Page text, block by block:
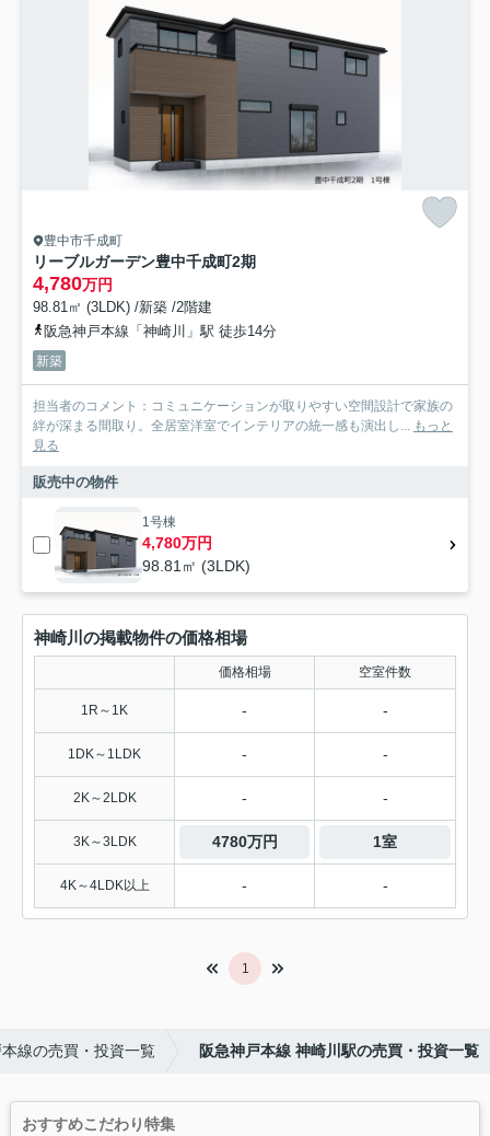
豊中市千成町
リーブルガーデン豊中千成町2期
4,780万円
98.81㎡ (3LDK) /新築 /2階建
阪急神戸本線「神崎川」駅 徒歩14分
新築
担当者のコメント：コミュニケーションが取りやすい空間設計で家族の
絆が深まる間取り。全居室洋室でインテリアの統一感も演出し... もっと
見る
販売中の物件
1号棟
4,780万円
98.81㎡ (3LDK)
神崎川の掲載物件の価格相場
価格相場 空室件数
1R～1K - -
1DK～1LDK - -
2K～2LDK - -
3K～3LDK 4780万円 1室
4K～4LDK以上 - -
1
線の売買・投資一覧 阪急神戸本線 神崎川駅の売買・投資一覧
おすすめこだわり特集